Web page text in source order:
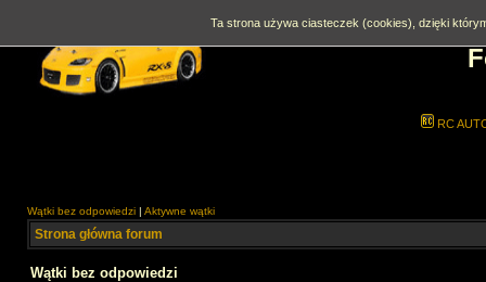
RC
Wątki bez odpowiedzi | Aktywne wątki
Strona główna forum
Wątki bez odpowiedzi
Ta strona używa ciasteczek (cookies), dzięki